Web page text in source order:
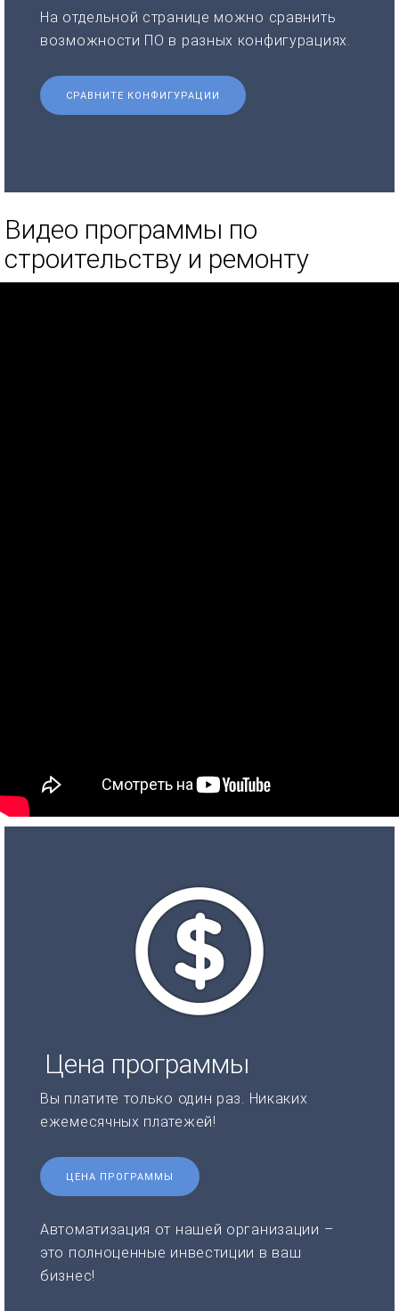
На отдельной странице можно сравнить
возможности ПО в разных конфигурациях.
СРАВНИТЕ КОНФИГУРАЦИИ
Видео программы по
строительству и ремонту
Цена программы
Вы платите только один раз. Никаких
ежемесячных платежей!
ЦЕНА ПРОГРАММЫ
Автоматизация от нашей организации –
это полноценные инвестиции в ваш
бизнес!